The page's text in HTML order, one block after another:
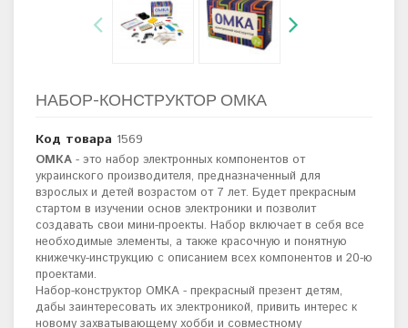
НАБОР-КОНСТРУКТОР ОМКА
Код товара 1569
ОМКА - это набор электронных компонентов от
украинского производителя, предназначенный для
взрослых и детей возрастом от 7 лет. Будет прекрасным
стартом в изучении основ электроники и позволит
создавать свои мини-проекты. Набор включает в себя все
необходимые элементы, а также красочную и понятную
книжечку-инструкцию с описанием всех компонентов и 20-ю
проектами.
Набор-конструктор ОМКА - прекрасный презент детям,
дабы заинтересовать их электроникой, привить интерес к
новому захватывающему хобби и совместному